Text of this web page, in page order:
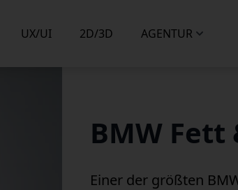
UX/UI 2D/3D AGENTUR
BMW Fett
Einer der größten